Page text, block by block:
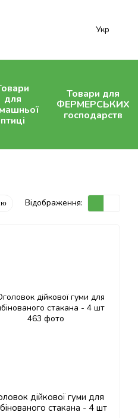
Укр
для
птиці
Товари для
ФЕРМЕРСЬКИХ
господарств
Відображення:
дійкової гуми для
стакана - 4 шт